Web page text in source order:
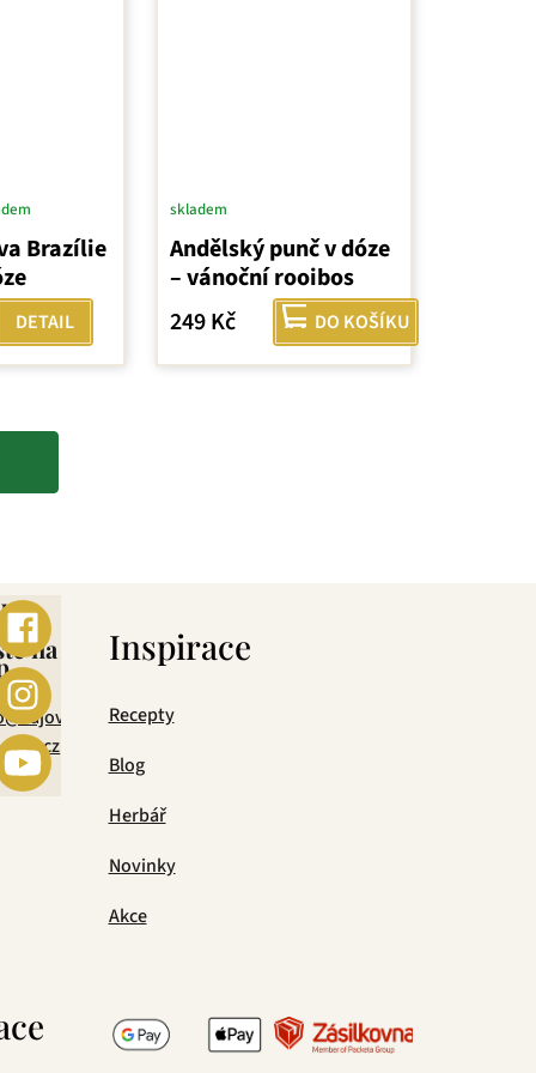
Brazílie
DETAIL
Andělský punč v dóze
– vánoční rooibos
skladem
249 Kč DO KOŠÍKU
na
Inspirace
Recepty
Blog
Herbář
Novinky
Akce